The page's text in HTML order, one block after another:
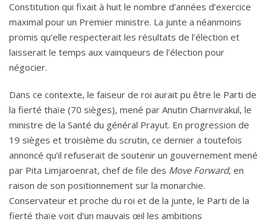
Constitution qui fixait à huit le nombre d’années d’exercice
maximal pour un Premier ministre. La junte a néanmoins
promis qu’elle respecterait les résultats de l’élection et
laisserait le temps aux vainqueurs de l’élection pour
négocier.
Dans ce contexte, le faiseur de roi aurait pu être le Parti de
la fierté thaïe (70 sièges), mené par Anutin Charnvirakul, le
ministre de la Santé du général Prayut. En progression de
19 sièges et troisième du scrutin, ce dernier a toutefois
annoncé qu’il refuserait de soutenir un gouvernement mené
par Pita Limjaroenrat, chef de file des Move Forward, en
raison de son positionnement sur la monarchie.
Conservateur et proche du roi et de la junte, le Parti de la
fierté thaïe voit d’un mauvais œil les ambitions